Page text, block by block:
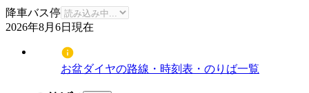
降車バス停
2026年8月6日 現在
お盆ダイヤの路線・時刻表・のりば一覧